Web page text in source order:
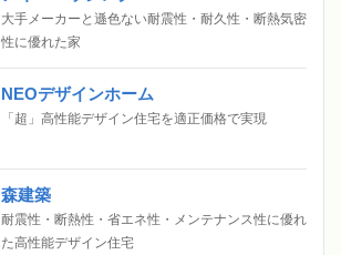
大手メーカーと遜色ない耐震性・耐久性・断熱気密
性に優れた家
NEOデザインホーム
「超」高性能デザイン住宅を適正価格で実現
森建築
耐震性・断熱性・省エネ性・メンテナンス性に優れ
た高性能デザイン住宅